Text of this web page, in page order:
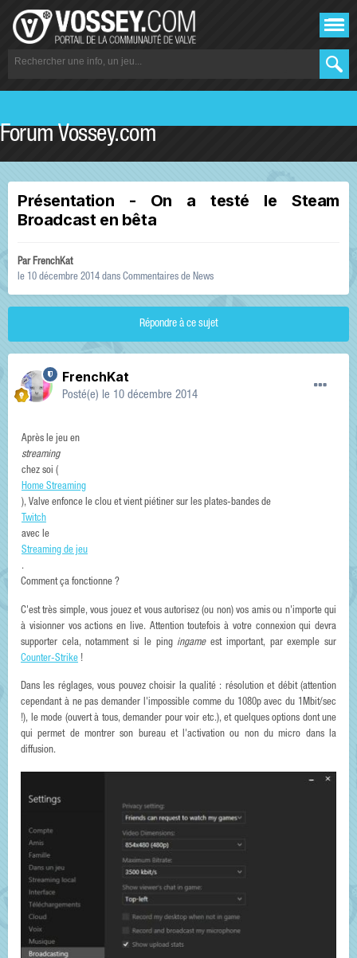
Forum Vossey.com
Présentation - On a testé le Steam
Broadcast en bêta
ParFrenchKat
le 10 décembre 2014 dans Commentaires de News
Répondre à ce sujet
FrenchKat
Posté(e) le 10 décembre 2014
Après le jeu en
streaming
chez soi (
Home Streaming
), Valve enfonce le clou et vient piétiner sur les plates-bandes de
Twitch
avec le
Streaming de jeu
.
Comment ça fonctionne ?
C'est très simple, vous jouez et vous autorisez (ou non) vos amis ou n'importe qui
à visionner vos actions en live. Attention toutefois à votre connexion qui devra
supporter cela, notamment si le ping ingameest important, par exemple sur
Counter-Strike !
Dans les réglages, vous pouvez choisir la qualité : résolution et débit (attention
cependant à ne pas demander l'impossible comme du 1080p avec du 1Mbit/sec
!), le mode (ouvert à tous, demander pour voir etc.), et quelques options dont une
qui permet de montrer son bureau et l'activation ou non du micro dans la
diffusion.